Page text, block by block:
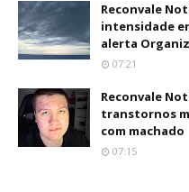
Reconvale
intensidade
alerta
07:21
Reconvale
transtornos
com machado
07:15